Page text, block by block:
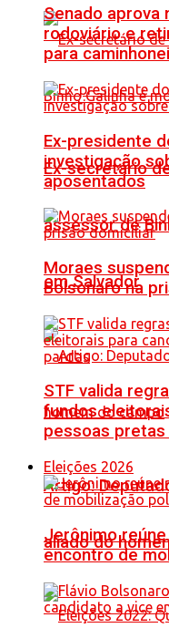
Ex-secretário
assessor de
em Salvador
Artigo:
aliado do
Senado aprova
rodoviário e
para
Ex-presidente
investigação
aposentados
Moraes
Bolsonaro na
STF valida
fundos
pessoas pretas
Eleições 2026
Jerônimo
encontro de